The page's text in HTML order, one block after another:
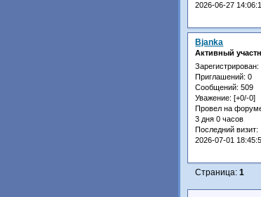
2026-06-27
Bjanka
Активный
Зарегистрирован:
Приглашений: 0
Сообщений: 509
Уважение: [+0/-0]
Провел на
3 дня 0 часов
Последний визит:
2026-07-01
Страница:1